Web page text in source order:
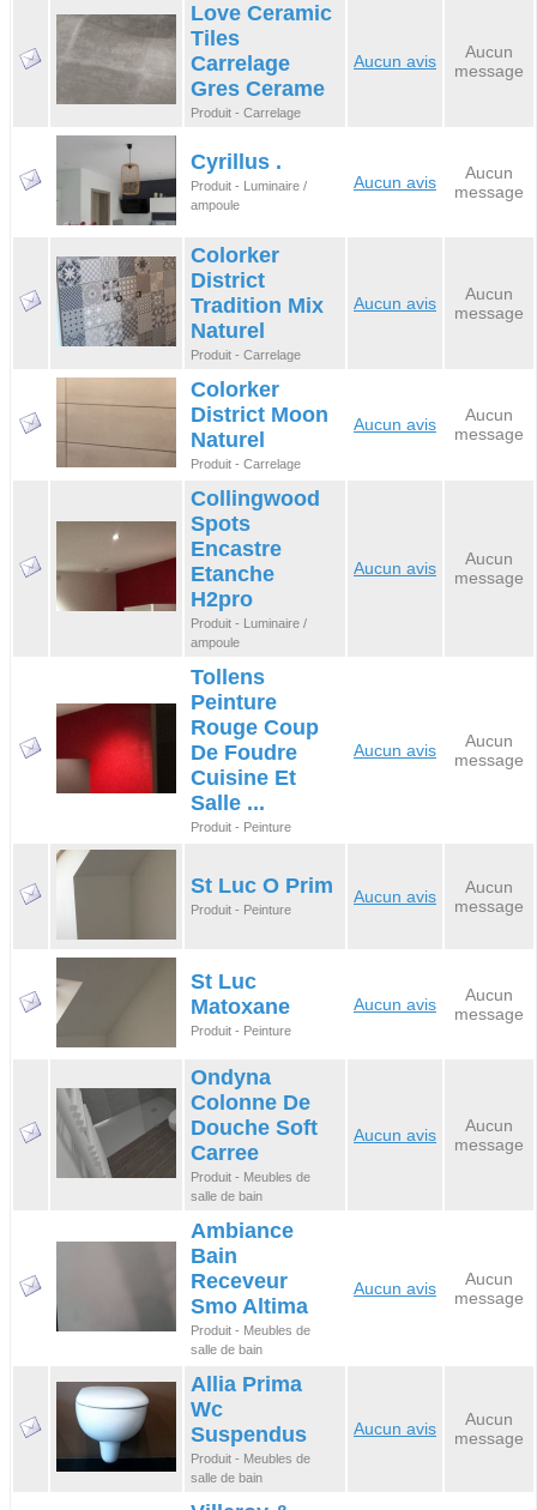
Love Ceramic
Tiles
Carrelage
Gres Cerame
Produit - Carrelage
Aucun avis
Aucun
message
Cyrillus .
Produit - Luminaire /
ampoule
Aucun avis
Aucun
message
Colorker
District
Tradition Mix
Naturel
Produit - Carrelage
Aucun avis
Aucun
message
Colorker
District Moon
Naturel
Produit - Carrelage
Aucun avis
Aucun
message
Collingwood
Spots
Encastre
Etanche
H2pro
Produit - Luminaire /
ampoule
Aucun avis
Aucun
message
Tollens
Peinture
Rouge Coup
De Foudre
Cuisine Et
Salle ...
Produit - Peinture
Aucun avis
Aucun
message
St Luc O Prim
Produit - Peinture
Aucun avis
Aucun
message
St Luc
Matoxane
Produit - Peinture
Aucun avis
Aucun
message
Ondyna
Colonne De
Douche Soft
Carree
Produit - Meubles de
salle de bain
Aucun avis
Aucun
message
Ambiance
Bain
Receveur
Smo Altima
Produit - Meubles de
salle de bain
Aucun avis
Aucun
message
Allia Prima
Wc
Suspendus
Produit - Meubles de
salle de bain
Aucun avis
Aucun
message